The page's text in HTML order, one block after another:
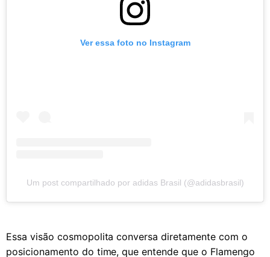
Ver essa foto no Instagram
Um post compartilhado por adidas Brasil (@adidasbrasil)
Essa visão cosmopolita conversa diretamente com o
posicionamento do time, que entende que o Flamengo